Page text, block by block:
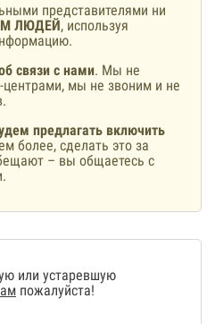
представителями ни
ЛЮДЕЙ, используя
связи с нами. Мы не
мы не звоним и не
предлагать включить
более, сделать это за
– вы общаетесь с
или устаревшую
пожалуйста!